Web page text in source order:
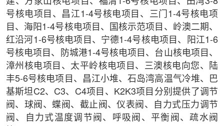
号核电项目、昌江1-4号核电项目、三门1-4号核电项
目、海阳1-4号核电项目、国核示范项目、岭澳二期、
红沿河1-6号核电项目、宁德1-4号核电项目、阳江1-6
号核电项目、防城港1-4号核电项目、台山核电项目、
漳州核电项目、太平岭核电项目、三澳核电向您、陆
丰5-6号核电项目、昌江小堆、石岛湾高温气冷堆、巴
基斯坦C2、C3、C4项目、K2K3项目分别提供了调节
阀、球阀、蝶阀、截止阀、仪表阀、自力式压力调节
阀、自力式温度调节阀、呼吸阀、平衡阀、疏水阀